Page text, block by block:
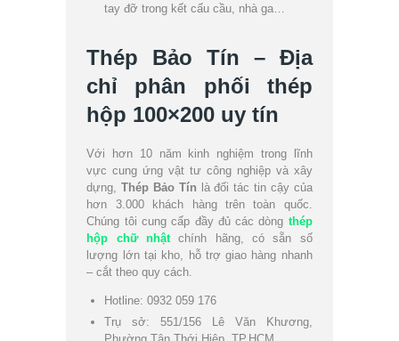
tay đỡ trong kết cấu cầu, nhà ga…
Thép Bảo Tín – Địa
chỉ phân phối thép
hộp 100×200 uy tín
Với hơn 10 năm kinh nghiệm trong lĩnh
vực cung ứng vật tư công nghiệp và xây
dựng,Thép Bảo Tín là đối tác tin cậy của
hơn 3.000 khách hàng trên toàn quốc.
Chúng tôi cung cấp đầy đủ các dòng thép
hộp chữ nhậtchính hãng, có sẵn số
lượng lớn tại kho, hỗ trợ giao hàng nhanh
– cắt theo quy cách.
Hotline: 0932 059 176
Trụ sở: 551/156 Lê Văn Khương,